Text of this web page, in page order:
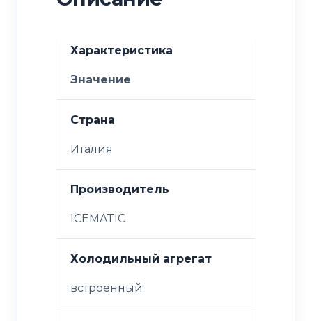
Характеристика
Значение
Страна
Италия
Производитель
ICEMATIC
Холодильный агрегат
встроенный